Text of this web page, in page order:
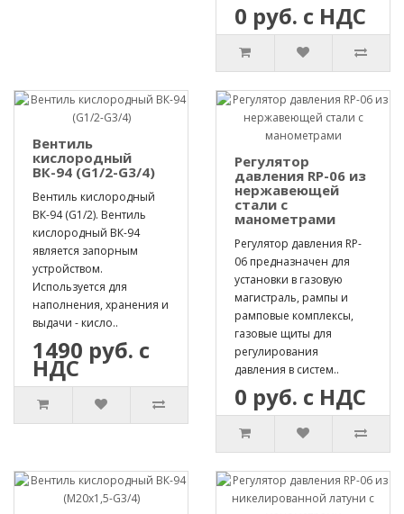
0 руб. с НДС
Вентиль
кислородный
ВК-94 (G1/2-G3/4)
Вентиль кислородный
ВК-94 (G1/2). Вентиль
кислородный ВК-94
является запорным
устройством.
Используется для
наполнения, хранения и
выдачи - кисло..
1490 руб. с
НДС
Регулятор
давления RP-06 из
нержавеющей
стали с
манометрами
Регулятор давления RP-
06 предназначен для
установки в газовую
магистраль, рампы и
рамповые комплексы,
газовые щиты для
регулирования
давления в систем..
0 руб. с НДС